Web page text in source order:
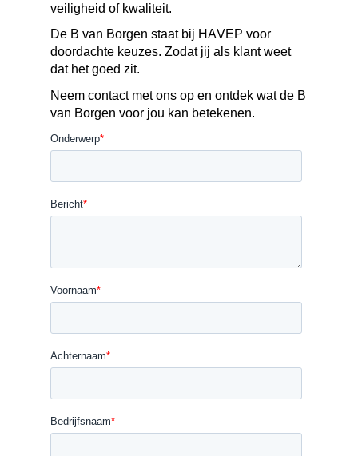
veiligheid of kwaliteit.
De B van Borgen staat bij HAVEP voor
doordachte keuzes. Zodat jij als klant weet
dat het goed zit.
Neem contact met ons op en ontdek wat de B
van Borgen voor jou kan betekenen.